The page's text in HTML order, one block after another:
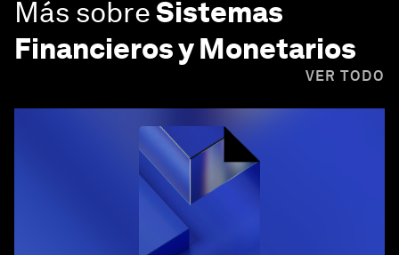
Más sobreSistemas
Financieros y Monetarios
VER TODO